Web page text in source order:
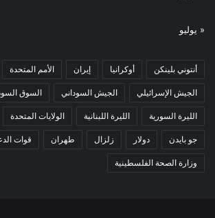
« يوليو
أنتوني بلينكن أوكرانيا إيران الأمم المتحدة
الجيش الإسرائيلي الجيش السوداني السوق
الليرة السورية الليرة اللبنانية الولايات المتحدة
جو بايدن دولار زلزال طهران قوات
وزارة الصحة الفلسطينية